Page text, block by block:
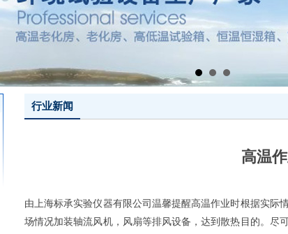
行业新闻
高温
由上海标承实验仪器有限公司温馨提醒高温作业时根据实际
场情况加装轴流风机，风扇等排风设备，达到散热目的。尽